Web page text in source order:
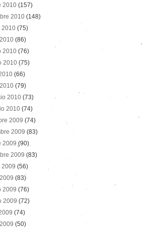
2010 (157)
2010 (148)
2010 (75)
(86)
2010 (76)
2010 (75)
(66)
(79)
2010 (73)
2010 (74)
2009 (74)
2009 (83)
2009 (90)
2009 (83)
2009 (56)
(83)
2009 (76)
2009 (72)
(74)
(50)